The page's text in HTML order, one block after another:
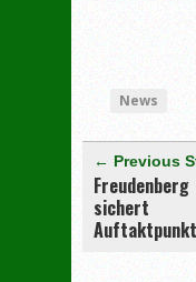
News
← Previous
Freudenberg
sichert
Auftaktpunkt